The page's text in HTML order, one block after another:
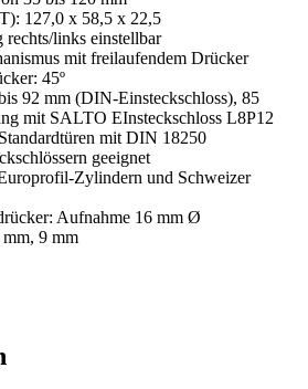
127,0 x 58,5 x 22,5
links einstellbar
mit freilaufendem Drücker
45º
92 mm (DIN-Einsteckschloss), 85
mit SALTO EInsteckschloss L8P12
mit DIN 18250
geeignet
Zylindern und Schweizer
Aufnahme 16 mm Ø
9 mm